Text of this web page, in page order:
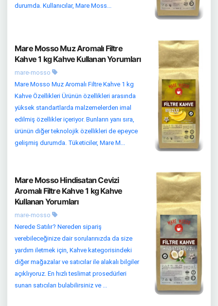
durumda. Kullanıcılar, Mare Moss...
Mare Mosso Muz Aromalı Filtre
Kahve 1 kg Kahve Kullanan Yorumları
mare-mosso
Mare Mosso Muz Aromalı Filtre Kahve 1 kg
Kahve Özellikleri Ürünün özellikleri arasında
yüksek standartlarda malzemelerden imal
edilmiş özellikler içeriyor. Bunların yanı sıra,
ürünün diğer teknolojik özellikleri de epeyce
gelişmiş durumda. Tüketiciler, Mare M...
Mare Mosso Hindisatan Cevizi
Aromalı Filtre Kahve 1 kg Kahve
Kullanan Yorumları
mare-mosso
Nerede Satılır? Nereden sipariş
verebileceğinize dair sorularınızda da size
yardım iletmek için, Kahve kategorisindeki
diğer mağazalar ve satıcılar ile alakalı bilgiler
açıklıyoruz. En hızlı teslimat prosedürleri
sunan satıcıları bulabilirsiniz ve ...